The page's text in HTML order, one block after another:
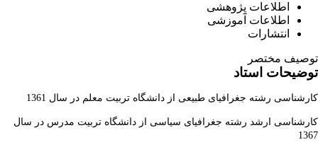
اطلاعات پژوهشی
اطلاعات آموزشی
انتشارات
توصیف مختصر
توضیحات استاد
کارشناسی رشته جغرافیای طبیعی از دانشگاه تربیت معلم در سال 1361
کارشناسی ارشد رشته جغرافیای سیاسی از دانشگاه تربیت مدرس در سال
1367